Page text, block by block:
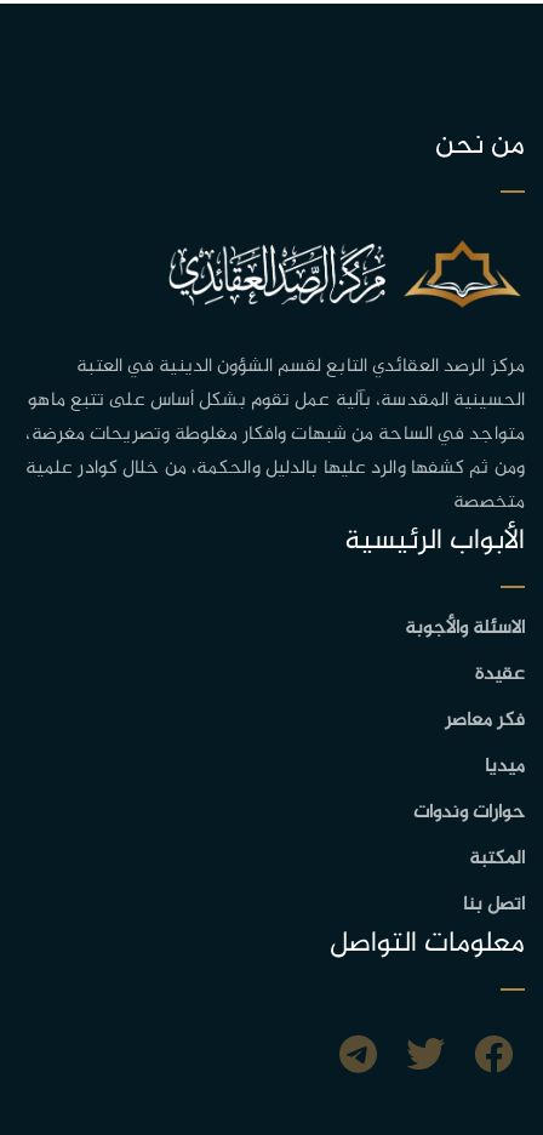
من نحن
مركز الرصد العقائدي التابع لقسم الشؤون الدينية في العتبة
الحسينية المقدسة، بآلية عمل تقوم بشكل أساس على تتبع ماهو
متواجد في الساحة من شبهات وافكار مغلوطة وتصريحات مغرضة،
ومن ثم كشفها والرد عليها بالدليل والحكمة، من خلال كوادر علمية
متخصصة
الأبواب الرئيسية
الاسئلة والأجوبة
عقيدة
فكر معاصر
ميديا
حوارات وندوات
المكتبة
اتصل بنا
معلومات التواصل